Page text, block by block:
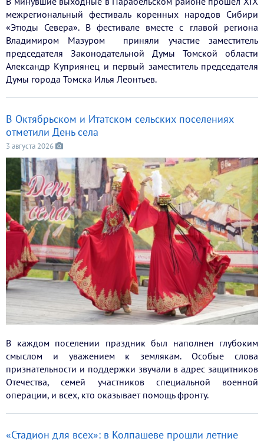
межрегиональный фестиваль коренных народов Сибири
«Этюды Севера». В фестивале вместе с главой региона
Владимиром Мазуром приняли участие заместитель
председателя Законодательной Думы Томской области
Александр Куприянец и первый заместитель председателя
Думы города Томска Илья Леонтьев.
В Октябрьском и Итатском сельских поселениях
отметили День села
3 августа 2026
В каждом поселении праздник был наполнен глубоким
смыслом и уважением к землякам. Особые слова
признательности и поддержки звучали в адрес защитников
Отечества, семей участников специальной военной
операции, и всех, кто оказывает помощь фронту.
«Стадион для всех»: в Колпашеве прошли летние